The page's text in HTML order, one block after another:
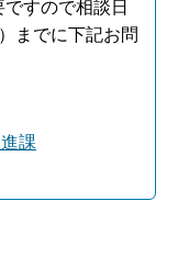
すので相談日
までに下記お問
課